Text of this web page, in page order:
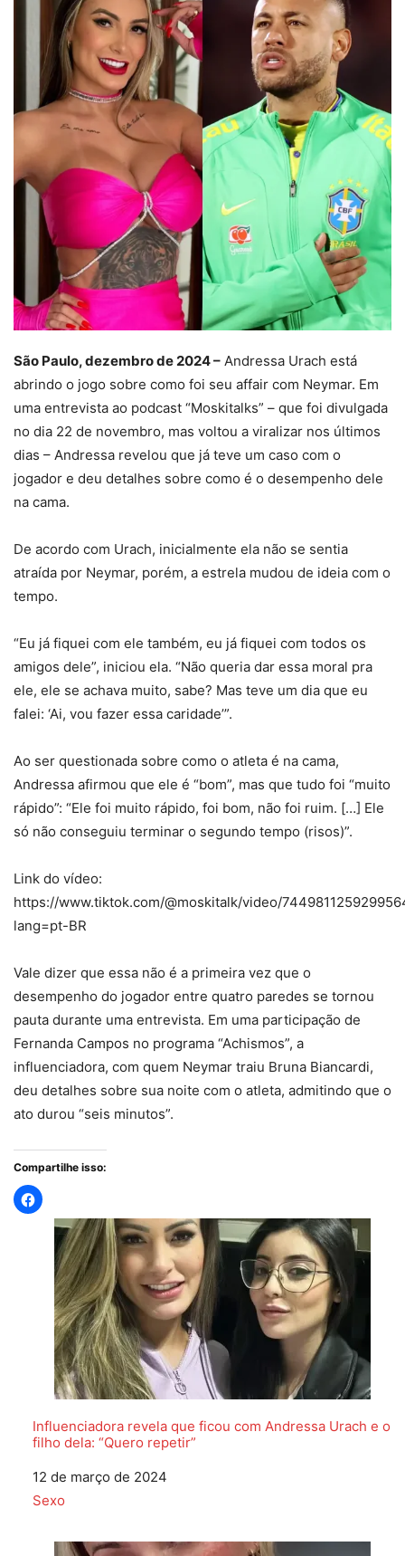
São Paulo, dezembro de 2024 – Andressa Urach está
abrindo o jogo sobre como foi seu affair com Neymar. Em
uma entrevista ao podcast “Moskitalks” – que foi divulgada
no dia 22 de novembro, mas voltou a viralizar nos últimos
dias – Andressa revelou que já teve um caso com o
jogador e deu detalhes sobre como é o desempenho dele
na cama.
De acordo com Urach, inicialmente ela não se sentia
atraída por Neymar, porém, a estrela mudou de ideia com o
tempo.
“Eu já fiquei com ele também, eu já fiquei com todos os
amigos dele”, iniciou ela. “Não queria dar essa moral pra
ele, ele se achava muito, sabe? Mas teve um dia que eu
falei: ‘Ai, vou fazer essa caridade’”.
Ao ser questionada sobre como o atleta é na cama,
Andressa afirmou que ele é “bom”, mas que tudo foi “muito
rápido”: “Ele foi muito rápido, foi bom, não foi ruim. […] Ele
só não conseguiu terminar o segundo tempo (risos)”.
Link do vídeo:
https://www.tiktok.com/@moskitalk/video/
lang=pt-BR
Vale dizer que essa não é a primeira vez que o
desempenho do jogador entre quatro paredes se tornou
pauta durante uma entrevista. Em uma participação de
Fernanda Campos no programa “Achismos”, a
influenciadora, com quem Neymar traiu Bruna Biancardi,
deu detalhes sobre sua noite com o atleta, admitindo que o
ato durou “seis minutos”.
Compartilhe isso:
Influenciadora revela que ficou com Andressa Urach e o
filho dela: “Quero repetir”
Data
12 de março de 2024
Em relação a
Sexo